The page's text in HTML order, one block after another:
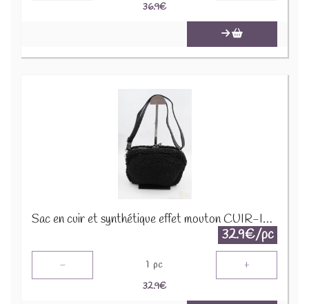
36.9€
Sac en cuir et synthétique effet mouton CUIR-IT-939 Noir
32.9€/pc
- 1 pc +
32.9€